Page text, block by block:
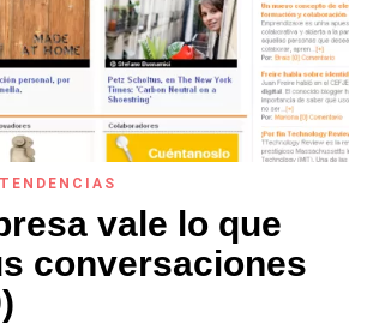
TENDENCIAS
vale lo que
conversaciones